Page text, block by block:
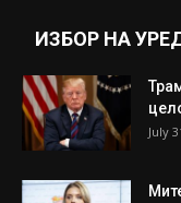
ИЗБОР НА
July